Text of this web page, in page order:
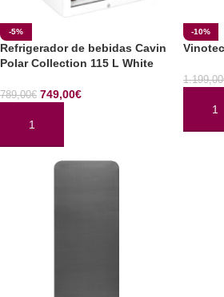
-5%
Refrigerador de bebidas Cavin
Polar Collection 115 L White
789,00€ 749,00€
AÑADIR AL CARRITO
-10%
1.199,00